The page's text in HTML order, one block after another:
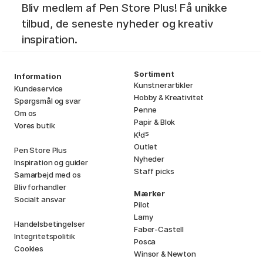
Bliv medlem af Pen Store Plus! Få unikke
tilbud, de seneste nyheder og kreativ
inspiration.
Information
Kundeservice
Spørgsmål og svar
Om os
Vores butik
Pen Store Plus
Inspiration og guider
Samarbejd med os
Bliv forhandler
Socialt ansvar
Handelsbetingelser
Integritetspolitik
Cookies
Sortiment
Kunstnerartikler
Hobby & Kreativitet
Penne
Papir & Blok
Kids
Outlet
Nyheder
Staff picks
Mærker
Pilot
Lamy
Faber-Castell
Posca
Winsor & Newton